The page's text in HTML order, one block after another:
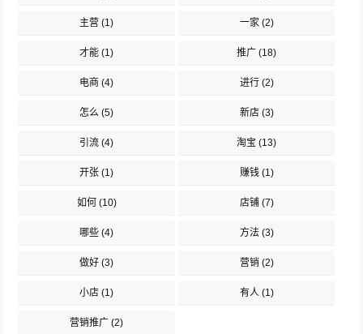
主营 (1) 一家(2)
才能 (1) 推广 (18)
电商 (4) 进行(2)
怎么 (5) 新店(3)
引流 (4) 淘宝 (13)
开张 (1) 赚钱(1)
如何 (10) 店铺(7)
哪些 (4) 方法(3)
做好 (3) 营销 (2)
小店 (1) 有人(1)
营销推广 (2)